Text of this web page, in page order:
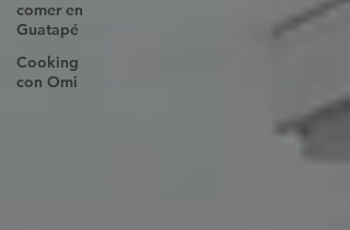
comer en
Guatapé
Cooking
con Omi